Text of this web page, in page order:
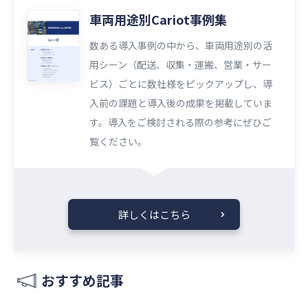
車両用途別Cariot事例集
数ある導入事例の中から、車両用途別の活
用シーン（配送、収集・運搬、営業・サー
ビス）ごとに数社様をピックアップし、導
入前の課題と導入後の成果を掲載していま
す。導入をご検討される際の参考にぜひご
覧ください。​​
詳しくはこちら
おすすめ記事